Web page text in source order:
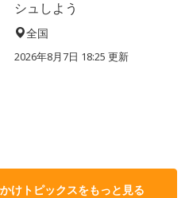
シュしよう
全国
2026年8月7日 18:25 更新
けトピックスをもっと見る